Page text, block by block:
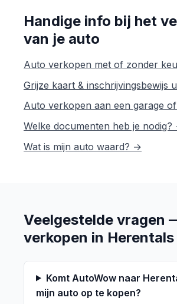
Handige info bij het
van je auto
Auto verkopen met of zonder
Grijze kaart & inschrijvingsbewijs
Auto verkopen aan een garage
Welke documenten heb je nodig?
Wat is mijn auto waard? →
Veelgestelde vragen
verkopen in Herentals
Komt AutoWow naar
mijn auto op te kopen?